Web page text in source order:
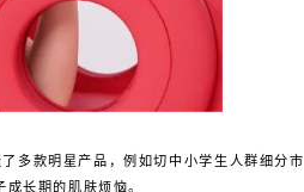
多款明星产品，例如切中小学生人群细分市
长期的肌肤烦恼。